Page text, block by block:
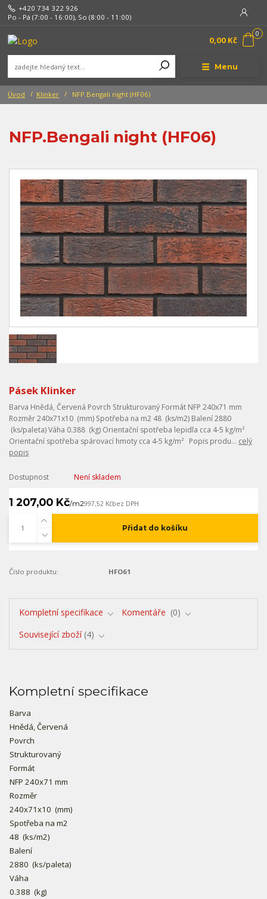
Menu
+420 734 322 926
Po - Pá (7:00 - 16:00), So (8:00 - 11:00)
0
0,00 Kč
Úvod Klinker NFP.Bengali night (HF06)
NFP.Bengali night (HF06)
Pásek Klinker
Barva Hnědá, Červená Povrch Strukturovaný Formát NFP 240x71 mm
Rozměr 240x71x10 (mm) Spotřeba na m2 48 (ks/m2) Balení 2880
(ks/paleta) Váha 0.388 (kg) Orientační spotřeba lepidla cca 4-5 kg/m²
Orientační spotřeba spárovací hmoty cca 4-5 kg/m² Popis produ... celý
popis
Dostupnost Není skladem
1 207,00 Kč/m2997,52 Kčbez DPH
Přidat do košíku
Číslo produktu: HFO61
Kompletní specifikace Komentáře
0
Související zboží 4
Kompletní specifikace
Barva
Hnědá, Červená
Povrch
Strukturovaný
Formát
NFP 240x71 mm
Rozměr
240x71x10 (mm)
Spotřeba na m2
48 (ks/m2)
Balení
2880 (ks/paleta)
Váha
0.388 (kg)